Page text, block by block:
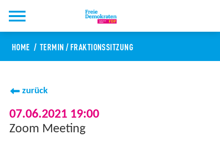
HOME TERMIN /FRAKTIONSSITZUNG
zurück
07.06.2021 19:00
Zoom Meeting